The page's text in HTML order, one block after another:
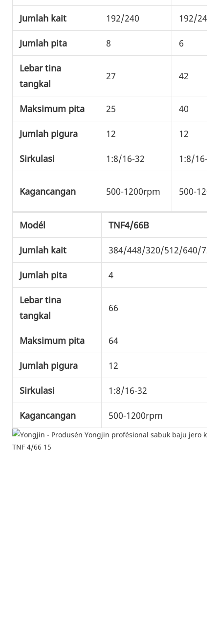
Jumlah kait 192/240 192/240/
Jumlah pita 8 6
Lebar tina
tangkal
27 42
Maksimum pita 25 40
Jumlah pigura 12 12
Sirkulasi 1:8/16-32 1:8/16-32
Kagancangan 500-1200rpm 500-
Modél TNF4/66B
Jumlah kait 384/448/320/512/640/720
Jumlah pita 4
Lebar tina
tangkal
66
Maksimum pita 64
Jumlah pigura 12
Sirkulasi 1:8/16-32
Kagancangan 500-1200rpm